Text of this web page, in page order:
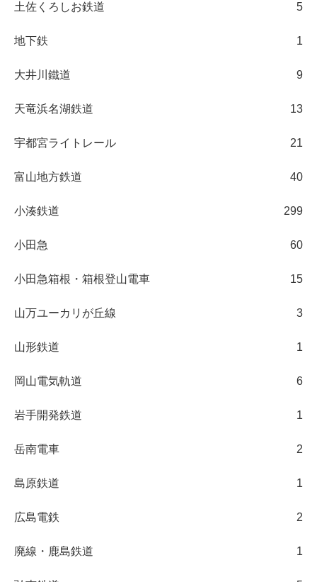
土佐くろしお鉄道 5
地下鉄 1
大井川鐵道 9
天竜浜名湖鉄道 13
宇都宮ライトレール 21
富山地方鉄道 40
小湊鉄道 299
小田急 60
小田急箱根・箱根登山電車 15
山万ユーカリが丘線 3
山形鉄道 1
岡山電気軌道 6
岩手開発鉄道 1
岳南電車 2
島原鉄道 1
広島電鉄 2
廃線・鹿島鉄道 1